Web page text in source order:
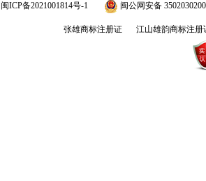
闽ICP备2021001814号-1 闽公网安备
张雄商标注册证 江山雄韵商标注册